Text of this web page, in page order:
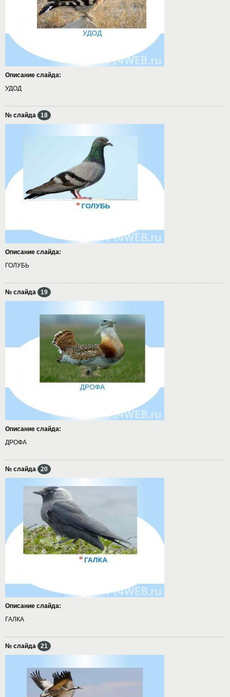
Описание слайда:
УДОД
№ слайда 18
Описание слайда:
ГОЛУБЬ
№ слайда 19
Описание слайда:
ДРОФА
№ слайда 20
Описание слайда:
ГАЛКА
№ слайда 21